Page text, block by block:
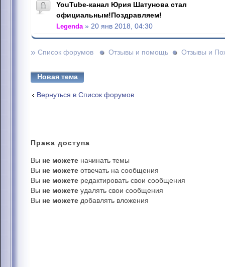
YouTube-канал Юрия Шатунова стал
официальным!Поздравляем!
Legenda» 20 янв 2018, 04:30
» Список форумов Отзывы и помощь Отзывы и
Новая тема
Вернуться в Список форумов
Права доступа
Вы не можете начинать темы
Вы не можете отвечать на сообщения
Вы не можете редактировать свои сообщения
Вы не можете удалять свои сообщения
Вы не можете добавлять вложения